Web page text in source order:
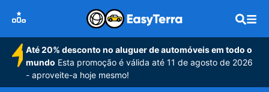
Até 20% desconto no aluguer de automóveis em todo o
mundo Esta promoção é válida até 11 de agosto de 2026
- aproveite-a hoje mesmo!